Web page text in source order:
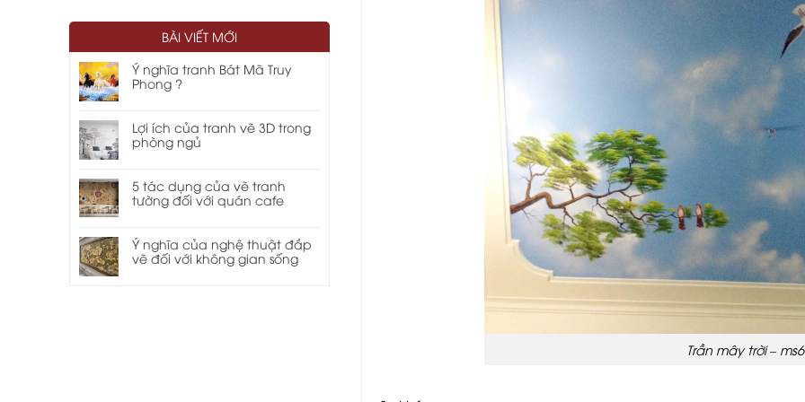
BÀI VIẾT MỚI
Ý nghĩa tranh Bát Mã Truy
Phong ?
Lợi ích của tranh vẽ 3D trong
phòng ngủ
5 tác dụng của vẽ tranh
tường đối với quán cafe
Ý nghĩa của nghệ thuật đắp
vẽ đối với không gian sống
Trần mây trời –